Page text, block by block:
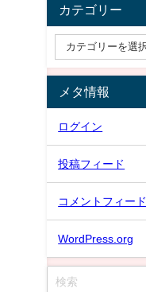
カテゴリー
メタ情報
ログイン
投稿フィード
コメントフィード
WordPress.org